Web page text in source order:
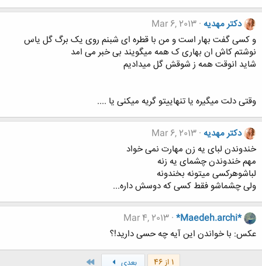
دکتر مهدیه Mar 6, 2013
و کسی گفت بهار است و من با قطره ای شبنم روی یک برگ گل یاس
نوشتم کاش ان بهاری ک همه میگویند بی خبر می امد
شاید انوقت همه ز شوقش گل میدادیم
وقتی دلت میگیره یا تنهاییتو گریه میکنی یا ....
دکتر مهدیه Mar 6, 2013
خندوندن لبای یه زن مهارت نمی خواد
مهم خندوندن چشمای یه زنه
لباشوهرکسی میتونه بخندونه
ولی چشماشو فقط کسی که دوسش داره...
*Maedeh.archi*
Mar 4, 2013
عکس: با خواندن این آیه چه حسی دارید!؟
1 از 46 بعدی